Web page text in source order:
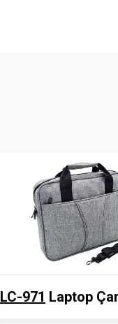
LC-971 Laptop